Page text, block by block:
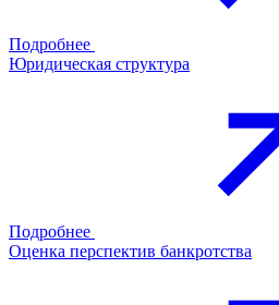
Подробнее
Юридическая структура
Подробнее
Оценка перспектив банкротства